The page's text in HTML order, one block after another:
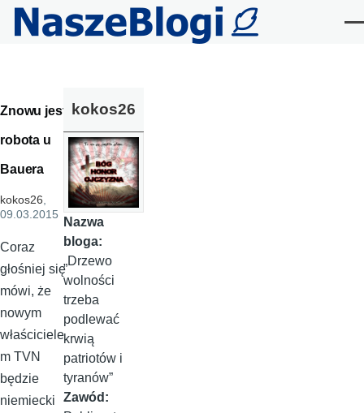
Przejdź do treści
Znowu jest
robota u
Bauera
kokos26,
09.03.2015
Coraz
głośniej się
mówi, że
nowym
właściciele
m TVN
będzie
niemiecki
kokos26
Nazwa
bloga:
„Drzewo
wolności
trzeba
podlewać
krwią
patriotów i
tyranów”
Zawód: